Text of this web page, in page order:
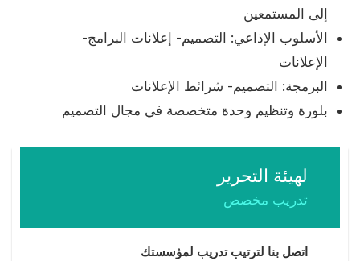
إلى المستمعين
الأسلوب الإذاعي: التصميم- إعلانات البرامج-
الإعلانات
البرمجة: التصميم- شرائط الإعلانات
بلورة وتنظيم وحدة متخصصة في مجال التصميم
لهيئة التحرير
تدريب مخصص
اتصل بنا لترتيب تدريب لمؤسستك